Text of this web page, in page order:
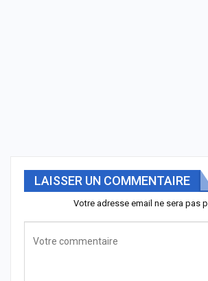
LAISSER UN COMMENTAIRE
Votre adresse email ne sera pas